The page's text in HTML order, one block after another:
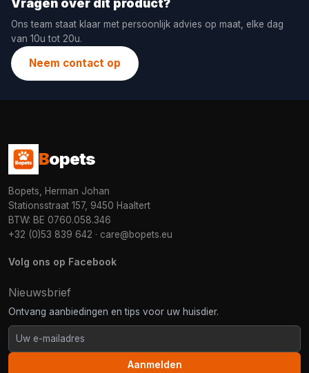
Vragen over dit product?
Ons team staat klaar met persoonlijk advies op maat, elke dag
van 10u tot 20u.
Neem contact op
Bopets
Bopets, Herman Johan
Stationsstraat 157, 9450 Haaltert
BTW: BE 0760.058.346
+32 (0)53 839 642 · care@bopets.eu
Volg ons op Facebook
Nieuwsbrief
Ontvang aanbiedingen en tips voor uw huisdier.
Aanmelden